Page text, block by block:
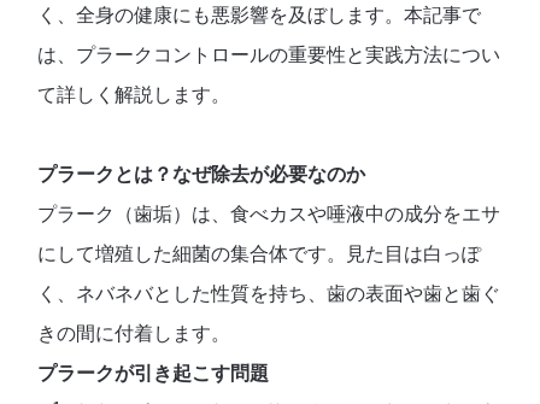
く、全身の健康にも悪影響を及ぼします。本記事で
は、プラークコントロールの重要性と実践方法につい
て詳しく解説します。
プラークとは？なぜ除去が必要なのか
プラーク（歯垢）は、食べカスや唾液中の成分をエサ
にして増殖した細菌の集合体です。見た目は白っぽ
く、ネバネバとした性質を持ち、歯の表面や歯と歯ぐ
きの間に付着します。
プラークが引き起こす問題